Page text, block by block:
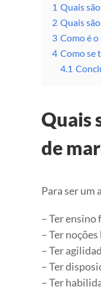
1 Quais
2 Quais
3 Como é
4 Como se
4.1
Quais
de
Para ser um
– Ter
– Ter
– Ter
– Ter
– Ter